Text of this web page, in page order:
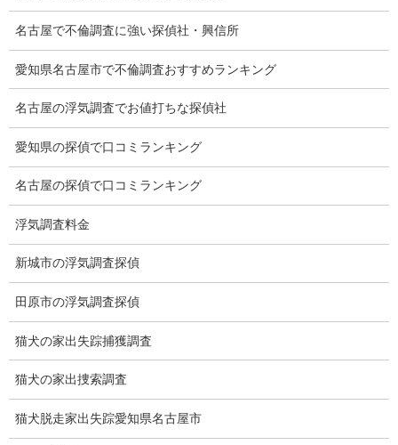
離婚手続
探偵社の要点
有責配偶者からの離婚
浮気をする人
探偵社の選び方
浮気度チェック
探偵業法
名古屋で不倫調査に強い探偵社・興信所
愛知県名古屋市で不倫調査おすすめランキング
名古屋の浮気調査でお値打ちな探偵社
愛知県の探偵で口コミランキング
名古屋の探偵で口コミランキング
浮気調査料金
新城市の浮気調査探偵
田原市の浮気調査探偵
猫犬の家出失踪捕獲調査
猫犬の家出捜索調査
猫犬脱走家出失踪愛知県名古屋市